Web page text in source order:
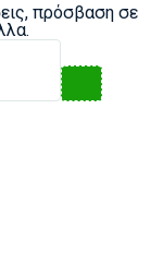
πρόσβαση σε